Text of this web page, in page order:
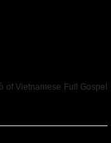
of Vietnamese Full Gospel